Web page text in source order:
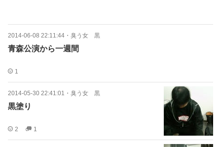
2014-06-08 22:11:44 ・ 臭う女 黒
青森公演から一週間
1
2014-05-30 22:41:01 ・ 臭う女 黒
黒塗り
2 1